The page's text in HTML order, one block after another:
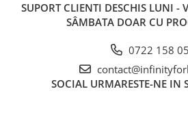
SUPORT CLIENTI DESCHIS LUNI -
SÂMBATA DOAR CU
0722 158
SOCIAL URMARESTE-NE IN